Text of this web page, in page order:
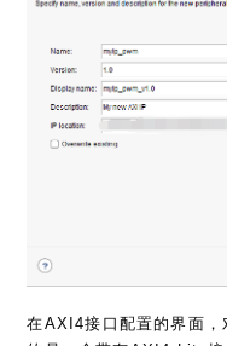
在AXI4接口配置的界面，